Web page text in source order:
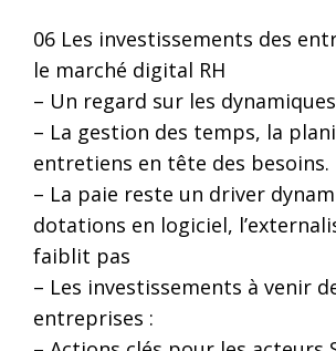
06 Les investissements des
le marché digital RH
– Un regard sur les
– La gestion des temps, la
entretiens en tête des besoins.
– La paie reste un driver
dotations en logiciel,
faiblit pas
– Les investissements à venir
entreprises :